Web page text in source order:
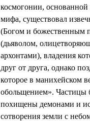
космогонии, основанной
мифа, существовал
(Богом и божественным
(дьяволом,
архонтами), владения
друг от друга, однако
которое в манихейском
обольщением». Частицы
похищены демонами и
сотворения земли с